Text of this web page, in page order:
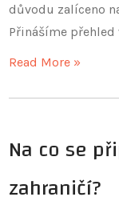
důvodu zalíceno
Přinášíme přehled
Read More »
Na co se
zahraničí?